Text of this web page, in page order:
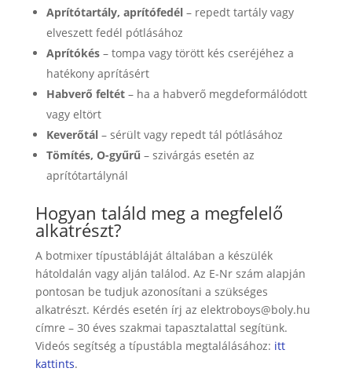
Aprítótartály, aprítófedél– repedt tartály vagy
elveszett fedél pótlásához
Aprítókés– tompa vagy törött kés cseréjéhez a
hatékony aprításért
Habverő feltét– ha a habverő megdeformálódott
vagy eltört
Keverőtál– sérült vagy repedt tál pótlásához
Tömítés, O-gyűrű– szivárgás esetén az
aprítótartálynál
Hogyan találd meg a megfelelő
alkatrészt?
A botmixer típustábláját általában a készülék
hátoldalán vagy alján találod. Az E-Nr szám alapján
pontosan be tudjuk azonosítani a szükséges
alkatrészt. Kérdés esetén írj az elektroboys@boly.hu
címre – 30 éves szakmai tapasztalattal segítünk.
Videós segítség a típustábla megtalálásához: itt
kattints.